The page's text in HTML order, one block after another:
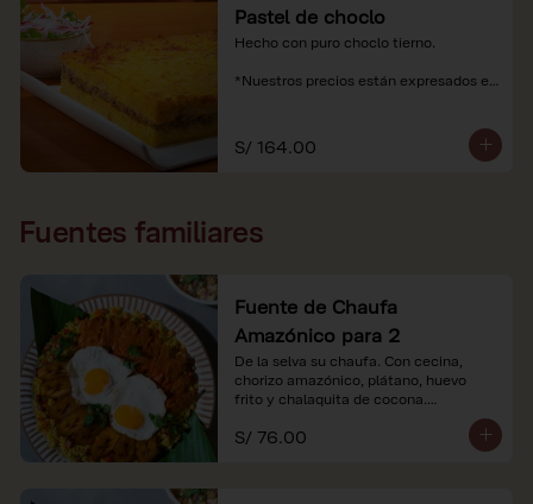
Pastel de choclo
Hecho con puro choclo tierno.
*Nuestros precios están expresados en
S/ 164.00
Fuentes familiares
Fuente de Chaufa
Amazónico para 2
De la selva su chaufa. Con cecina,
chorizo amazónico, plátano, huevo
frito y chalaquita de cocona.
*Imágenes referenciales.
*Nuestros precios están expresados en
S/ 76.00